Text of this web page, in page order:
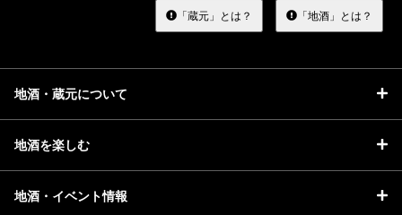
る
「蔵元」とは？ 「地酒」とは？
地酒・蔵元について
地酒を楽しむ
地酒・イベント情報